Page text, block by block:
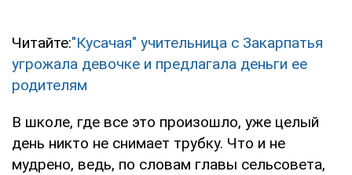
Читайте:"Кусачая" учительница с Закарпатья
угрожала девочке и предлагала деньги ее
родителям
В школе, где все это произошло, уже целый
день никто не снимает трубку. Что и не
мудрено, ведь, по словам главы сельсовета,